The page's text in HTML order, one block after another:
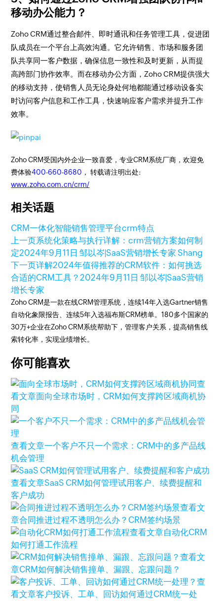
移动办公能力？
Zoho CRM通过整合邮件、即时通讯和任务管理工具，促进团
队成员在一个平台上高效沟通。它允许销售、市场和服务团
队共享同一客户数据，确保信息一致性和及时更新，从而提
高跨部门协作效率。而在移动办公方面，Zoho CRM提供强大
的移动支持，使销售人员无论身处何地都能通过移动设备实
时访问客户信息和工作工具，快速响应客户需求并提升工作
效率。
Zoho CRM受国内外企业一致喜爱，专业CRM系统厂商，欢迎免
费体验400-660-8680 ， 转载请注明出处:
www.zoho.com.cn/crm/
相关话题
CRM一体化智能销售管理平台crm特点
上一页系统化策略与执行详解：crm营销方案如何制
定2024年9月11日 邹以岑|SaaS营销增长专家 Shang
下一页详解2024年值得推荐的CRM软件：如何挑选
合适的CRM工具？2024年9月11日 邹以岑|SaaS营销
增长专家
Zoho CRM是一款在线CRM管理系统，连续14年入选Gartner销售
自动化象限报告、连续5年入选福布斯CRM榜单。180多个国家的
30万+企业在Zoho CRM系统帮助下，管理客户关系，提高销售线
索转化率，实现业绩增长。
你可能喜欢
查
看文章面向全球市场时，CRM如何支撑跨区域商机协
同
查看文章一个客户不只一个需求：CRM中的多产品线
机会管理
查看文章SaaS CRM如何管理试用客户、续费提醒和
客户成功
查看文
章合同推进过程不透明怎么办？CRM签约场景
查看文章自动化CRM
如何打通工作流程
查看文
章CRM如何解决销售撞单、漏跟、忘跟问题？
查
看文章客户投诉、工单、回访如何通过CRM统一处